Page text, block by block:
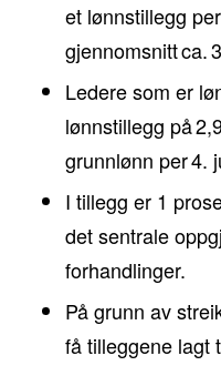
et lønnstillegg
gjennomsnitt ca.
Ledere som er
lønnstillegg på
grunnlønn per 4.
I tillegg er 1
det sentrale
forhandlinger.
På grunn av
få tilleggene lagt